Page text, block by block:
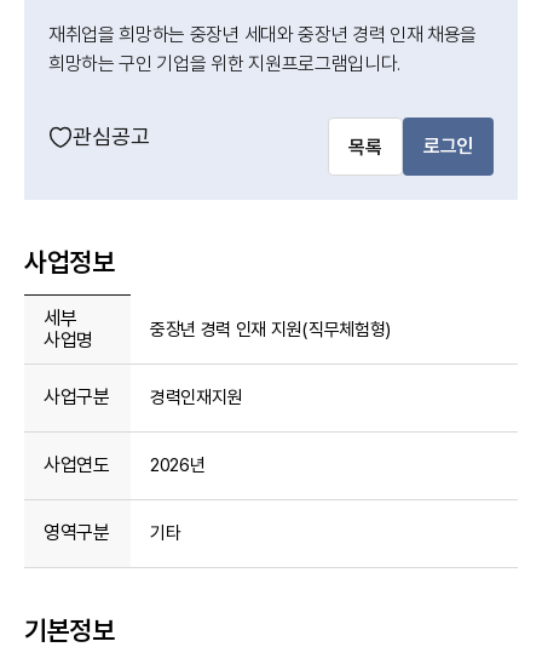
재취업을 희망하는 중장년 세대와 중장년 경력 인재 채용을
희망하는 구인 기업을 위한 지원프로그램입니다.
관심공고 목록 로그인
사업정보
세부
사업명
중장년 경력 인재 지원(직무체험형)
사업구분 경력인재지원
사업연도 2026년
영역구분 기타
기본정보